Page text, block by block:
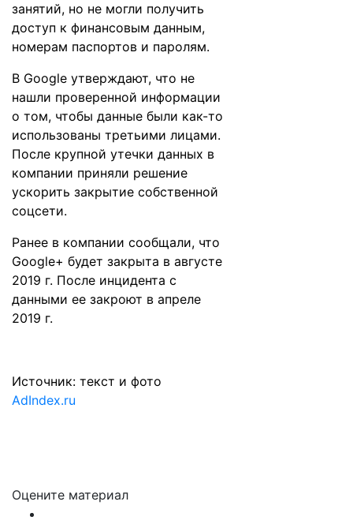
занятий, но не могли получить
доступ к финансовым данным,
номерам паспортов и паролям.
В Google утверждают, что не
нашли проверенной информации
о том, чтобы данные были как-то
использованы третьими лицами.
После крупной утечки данных в
компании приняли решение
ускорить закрытие собственной
соцсети.
Ранее в компании сообщали, что
Google+ будет закрыта в августе
2019 г. После инцидента с
данными ее закроют в апреле
2019 г.
Источник: текст и фото
AdIndex.ru
Оцените материал